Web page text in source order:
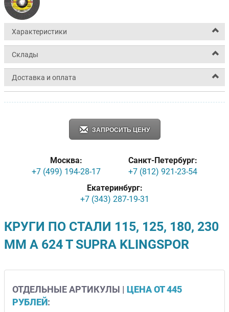
Характеристики
Склады
Доставка и оплата
ЗАПРОСИТЬ ЦЕНУ
Москва:
+7 (499) 194-28-17
Санкт-Петербург:
+7 (812) 921-23-54
Екатеринбург:
+7 (343) 287-19-31
КРУГИ ПО СТАЛИ 115, 125, 180, 230
ММ A 624 T SUPRA KLINGSPOR
ОТДЕЛЬНЫЕ АРТИКУЛЫ | ЦЕНА ОТ 445
РУБЛЕЙ: